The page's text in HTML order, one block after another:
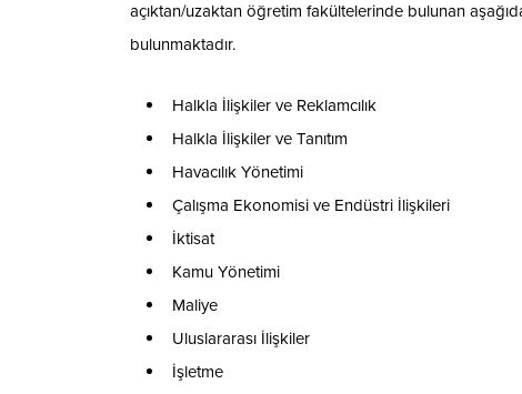
açıktan/uzaktan öğretim fakültelerinde bulunan
bulunmaktadır.
Halkla İlişkiler ve Reklamcılık
Halkla İlişkiler ve Tanıtım
Havacılık Yönetimi
Çalışma Ekonomisi ve Endüstri İlişkileri
İktisat
Kamu Yönetimi
Maliye
Uluslararası İlişkiler
İşletme